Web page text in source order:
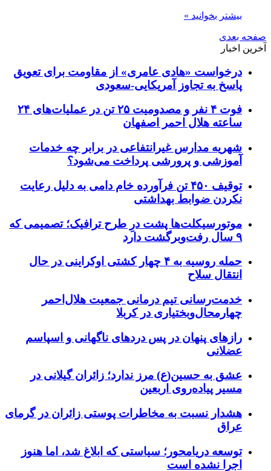
بیشتر بخوانید »
صفحه بعدی
آخرین اخبار
درخواست «هادی عامری» از مقاومت برای تعویق
پاسخ به تجاوز آمریکایی-سعودی
فوت ۴ نفر و مصدومیت ۲۵ تن در عملیات‌های ۲۴
ساعته هلال احمر اصفهان
شهریه مدارس غیرانتفاعی در برابر چه خدمات
آموزشی و پرورشی پرداخت می‌شود؟
توقیف ۴۵۰ تن فرآورده خام دامی به دلیل رعایت
نکردن ضوابط بهداشتی
موتورسیکلت‌ها پشت درِ طرح ترافیک؛ تصمیمی که
۹ سال رفت‌وبرگشت دارد
حمله روسیه به ۴ چهار کشتی اوکراینی در حال
انتقال سلاح
خدمت‌رسانی تیم درمانی جمعیت هلال‌احمر
چهارمحال‌وبختیاری در کربلا
رازهای پنهان در پس دردهای ناگهانی و اسپاسم
عضلانی
عشق به حسین(ع) مرز ندارد؛ زائران گیلانی در
مسیر پیاده‌روی اربعین
هشدار نسبت به مخاطرات پوستی زائران در گرمای
عراق
توسعه دریامحور؛ سیاستی که ابلاغ شد، اما هنوز
اجرا نشده است